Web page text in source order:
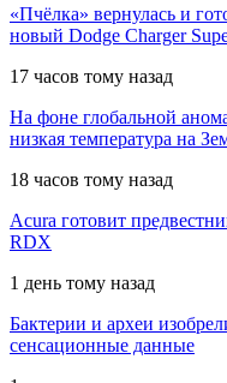
«Пчёлка» вернулась и
новый Dodge Charger
17 часов тому назад
На фоне глобальной
низкая температура на
18 часов тому назад
Acura готовит
RDX
1 день тому назад
Бактерии и археи
сенсационные данные